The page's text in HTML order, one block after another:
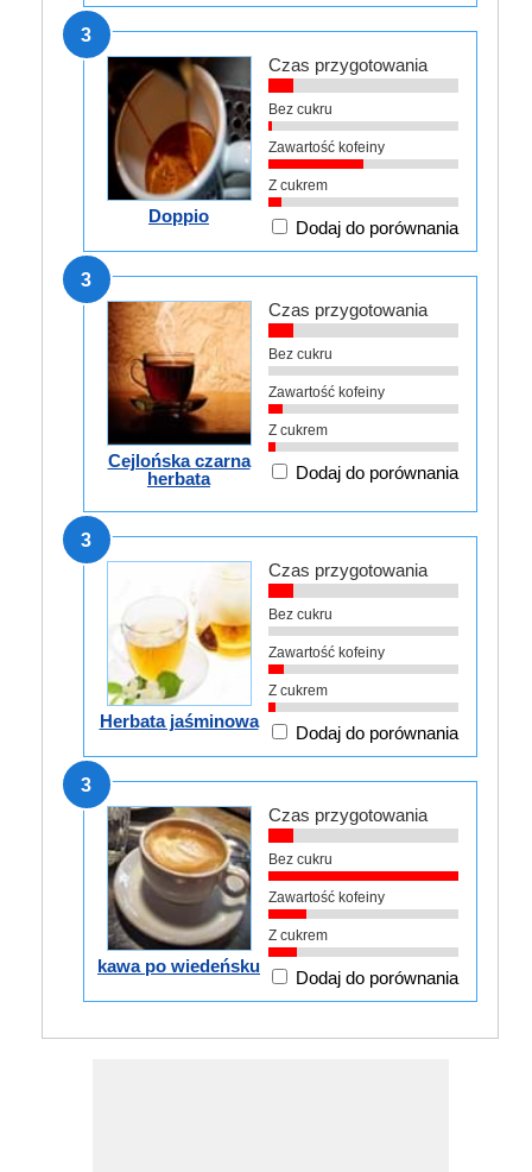
3
Doppio
Czas przygotowania
Bez cukru
Zawartość kofeiny
Z cukrem
Dodaj do porównania
3
Cejlońska czarna
herbata
Czas przygotowania
Bez cukru
Zawartość kofeiny
Z cukrem
Dodaj do porównania
3
Herbata jaśminowa
Czas przygotowania
Bez cukru
Zawartość kofeiny
Z cukrem
Dodaj do porównania
3
kawa po wiedeńsku
Czas przygotowania
Bez cukru
Zawartość kofeiny
Z cukrem
Dodaj do porównania